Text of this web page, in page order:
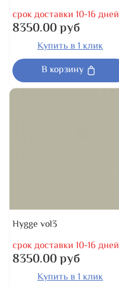
срок доставки 10-16 дней
8350.00 руб
Купить в 1 клик
В корзину
Hygge vol3
срок доставки 10-16 дней
8350.00 руб
Купить в 1 клик